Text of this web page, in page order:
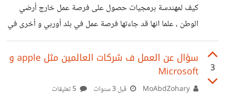
منه في جيبك (للترفيه او للصدقة او لاي شيء اخر ترغب به او
للطوارء وهكذا) عمل بدون ضغط ولديك خبرة فيه زملاء جيدون
السلبيات: لايوجد
كيف لمهندسة برمجيات حصول على فرصة عمل خارج أرضي
الوطن ، علما انها قد جاءتها فرصة عمل في بلد أوربي و أخرى في
كندا ، لكنها رفضت بسبب شروط والدها بالعمل في دول عربية
مثل الخليج !؟
3
سؤال عن العمل ف شركات العالمين مثل apple و
Microsoft
قبل 3 سنوات